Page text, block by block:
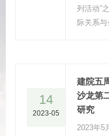
列活动”
际关系与
聘副教
等研究所
长聘副教
14
2023-05
建院五
沙龙第
研究
2023年5